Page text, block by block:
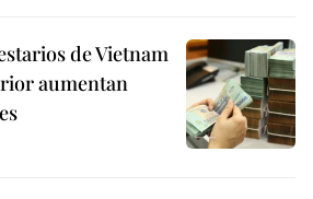
de Vietnam
aumentan